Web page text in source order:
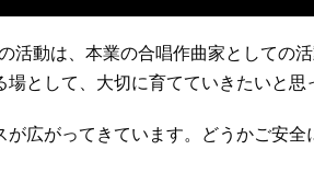
動は、本業の合唱作曲家としての活
として、大切に育てていきたいと思
広がってきています。どうかご安全